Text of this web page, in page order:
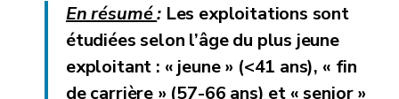
En résumé: Les exploitations sont
étudiées selon l’âge du plus jeune
exploitant : « jeune » (<41 ans), « fin
de carrière » (57-66 ans) et « senior »